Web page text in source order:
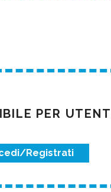
PER
Registrati